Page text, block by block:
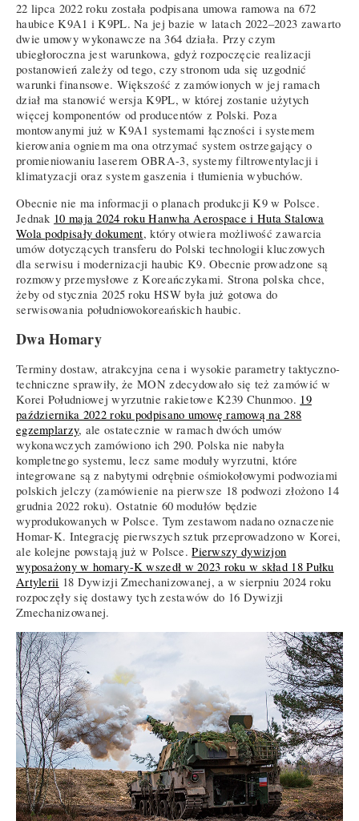
22 lipca 2022 roku została podpisana umowa ramowa na 672
haubice K9A1 i K9PL. Na jej bazie w latach 2022–2023 zawarto
dwie umowy wykonawcze na 364 działa. Przy czym
ubiegłoroczna jest warunkowa, gdyż rozpoczęcie realizacji
postanowień zależy od tego, czy stronom uda się uzgodnić
warunki finansowe. Większość z zamówionych w jej ramach
dział ma stanowić wersja K9PL, w której zostanie użytych
więcej komponentów od producentów z Polski. Poza
montowanymi już w K9A1 systemami łączności i systemem
kierowania ogniem ma ona otrzymać system ostrzegający o
promieniowaniu laserem OBRA-3, systemy filtrowentylacji i
klimatyzacji oraz system gaszenia i tłumienia wybuchów.
Obecnie nie ma informacji o planach produkcji K9 w Polsce.
Jednak 10 maja 2024 roku Hanwha Aerospace i Huta Stalowa
Wola podpisały dokument, który otwiera możliwość zawarcia
umów dotyczących transferu do Polski technologii kluczowych
dla serwisu i modernizacji haubic K9. Obecnie prowadzone są
rozmowy przemysłowe z Koreańczykami. Strona polska chce,
żeby od stycznia 2025 roku HSW była już gotowa do
serwisowania południowokoreańskich haubic.
Dwa Homary
Terminy dostaw, atrakcyjna cena i wysokie parametry taktyczno-
techniczne sprawiły, że MON zdecydowało się też zamówić w
Korei Południowej wyrzutnie rakietowe K239 Chunmoo. 19
października 2022 roku podpisano umowę ramową na 288
egzemplarzy, ale ostatecznie w ramach dwóch umów
wykonawczych zamówiono ich 290. Polska nie nabyła
kompletnego systemu, lecz same moduły wyrzutni, które
integrowane są z nabytymi odrębnie ośmiokołowymi podwoziami
polskich jelczy (zamówienie na pierwsze 18 podwozi złożono 14
grudnia 2022 roku). Ostatnie 60 modułów będzie
wyprodukowanych w Polsce. Tym zestawom nadano oznaczenie
Homar-K. Integrację pierwszych sztuk przeprowadzono w Korei,
ale kolejne powstają już w Polsce.Pierwszy dywizjon
wyposażony w homary-K wszedł w 2023 roku w skład 18 Pułku
Artylerii 18 Dywizji Zmechanizowanej, a w sierpniu 2024 roku
rozpoczęły się dostawy tych zestawów do 16 Dywizji
Zmechanizowanej.